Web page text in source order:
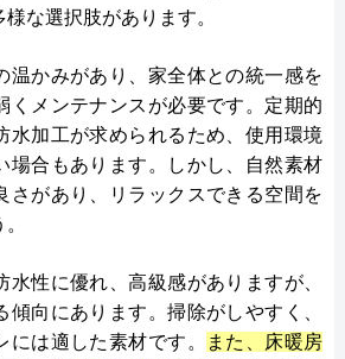
な選択肢があります。
温かみがあり、家全体との統一感を
くメンテナンスが必要です。定期的
水加工が求められるため、使用環境
場合もあります。しかし、自然素材
さがあり、リラックスできる空間を
水性に優れ、高級感がありますが、
傾向にあります。掃除がしやすく、
は適した素材です。
また、床暖房